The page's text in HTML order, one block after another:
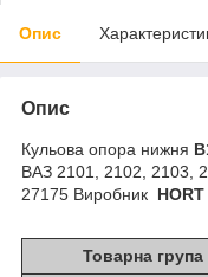
Опис
Опис
Кульова опора нижня
ВАЗ 2101, 2102, 2103,
27175 Виробник HORT
Товарна група